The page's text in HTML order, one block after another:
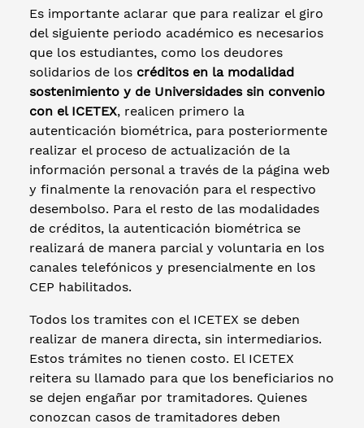
Es importante aclarar que para realizar el giro
del siguiente periodo académico es necesarios
que los estudiantes, como los deudores
solidarios de los créditos en la modalidad
sostenimiento y de Universidades sin convenio
con el ICETEX, realicen primero la
autenticación biométrica, para posteriormente
realizar el proceso de actualización de la
información personal a través de la página web
y finalmente la renovación para el respectivo
desembolso. Para el resto de las modalidades
de créditos, la autenticación biométrica se
realizará de manera parcial y voluntaria en los
canales telefónicos y presencialmente en los
CEP habilitados.
Todos los tramites con el ICETEX se deben
realizar de manera directa, sin intermediarios.
Estos trámites no tienen costo. El ICETEX
reitera su llamado para que los beneficiarios no
se dejen engañar por tramitadores. Quienes
conozcan casos de tramitadores deben